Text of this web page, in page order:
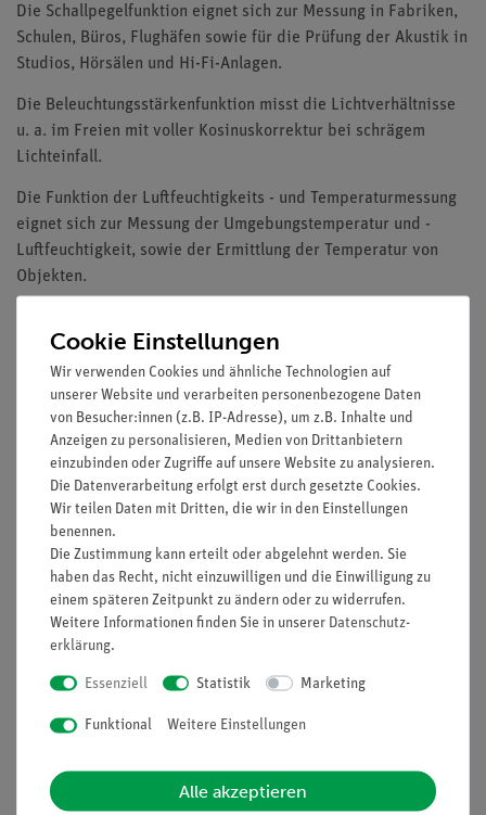
Die Schallpegelfunktion eignet sich zur Messung in Fabriken,
Schulen, Büros, Flughäfen sowie für die Prüfung der Akustik in
Studios, Hörsälen und Hi-Fi-Anlagen.
Die Beleuchtungsstärkenfunktion misst die Lichtverhältnisse
u. a. im Freien mit voller Kosinuskorrektur bei schrägem
Lichteinfall.
Die Funktion der Luftfeuchtigkeits - und Temperaturmessung
eignet sich zur Messung der Umgebungstemperatur und -
Luftfeuchtigkeit, sowie der Ermittlung der Temperatur von
Objekten.
AC/DC-Spannung und Strom, Widerstand, Frequenz,
Tastverhältnis, Kapazität, Durchgang und Diodenprüfung
durchführen.
Überlastschutz in allen Bereichen
Messwerthaltefunktion
Automatische und manuelle Bereichswahl
Relativwertmessfunktion
Abschaltautomatik und Batteriezustandsanzeige
Sicherheit: EN 61010-1; CAT III 600V
Zubehör: Prüfleitungen, Temperaturdrahtfühler, Tasche,
Media / Downloads
Cookie Einstellungen
Wir verwenden Cookies und ähnliche Technologien auf
unserer Website und verarbeiten personenbezogene Daten
von Besucher:innen (z.B. IP-Adresse), um z.B. Inhalte und
Anzeigen zu personalisieren, Medien von Drittanbietern
einzubinden oder Zugriffe auf unsere Website zu analysieren.
Die Datenverarbeitung erfolgt erst durch gesetzte Cookies.
Wir teilen Daten mit Dritten, die wir in den Einstellungen
benennen.
Die Zustimmung kann erteilt oder abgelehnt werden. Sie
haben das Recht, nicht einzuwilligen und die Einwilligung zu
einem späteren Zeitpunkt zu ändern oder zu widerrufen.
Weitere Informationen finden Sie in unserer Daten­schutz­
erklärung.
Essenziell Statistik Marketing
Funktional Weitere Einstellungen
Alle akzeptieren